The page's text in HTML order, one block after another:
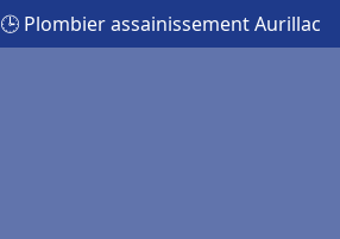
🕒 Plombier assainissement Aurillac